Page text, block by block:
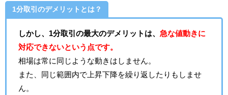
1分取引のデメリットとは？
しかし、1分取引の最大のデメリットは、 急な値動きに
対応できないという点です。
相場は常に同じような動きはしません。
また、同じ範囲内で上昇下降を繰り返したりもしませ
ん。